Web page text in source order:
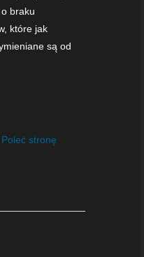
braku
które jak
są od
Poleć stronę